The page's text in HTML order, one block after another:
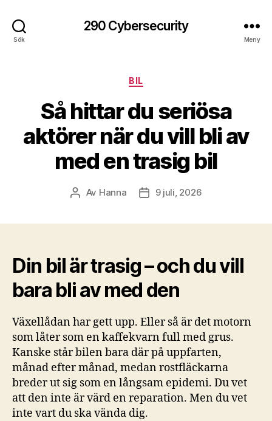
Sök
290 Cybersecurity
Meny
Kategorier
BIL
Så hittar du seriösa
aktörer när du vill bli av
med en trasig bil
Inläggsförfattare
Av Hanna Inläggsdatum
9 juli, 2026
Din bil är trasig – och du vill
bara bli av med den
Växellådan har gett upp. Eller så är det motorn
som låter som en kaffekvarn full med grus.
Kanske står bilen bara där på uppfarten,
månad efter månad, medan rostfläckarna
breder ut sig som en långsam epidemi. Du vet
att den inte är värd en reparation. Men du vet
inte vart du ska vända dig.